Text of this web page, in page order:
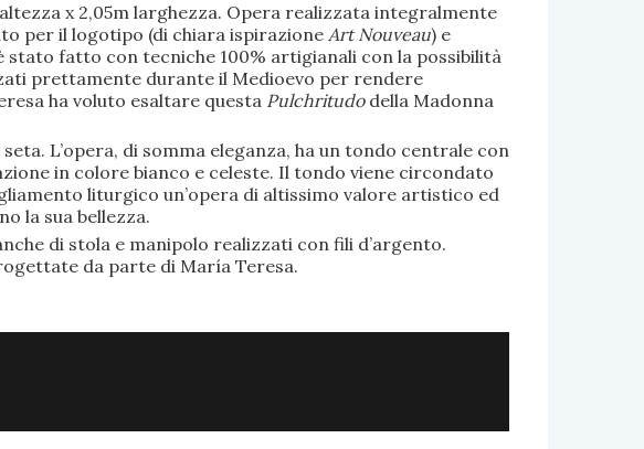
x 2,05m larghezza. Opera realizzata integralmente
per il logotipo (di chiara ispirazioneArt Nouveau) e
stato fatto con tecniche 100% artigianali con la possibilità
prettamente durante il Medioevo per rendere
ha voluto esaltare questa Pulchritudo della Madonna
L’opera, di somma eleganza, ha un tondo centrale con
in colore bianco e celeste. Il tondo viene circondato
liturgico un’opera di altissimo valore artistico ed
la sua bellezza.
di stola e manipolo realizzati con fili d’argento.
da parte di María Teresa.